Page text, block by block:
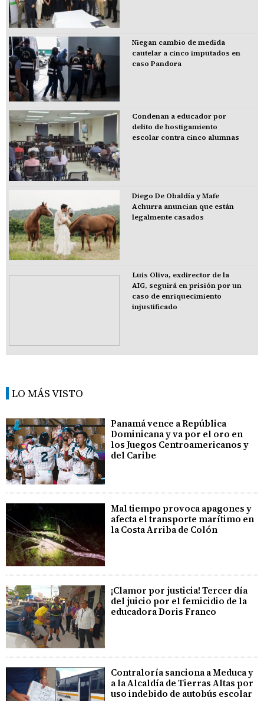
Niegan cambio de medida
cautelar a cinco imputados en
caso Pandora
Condenan a educador por
delito de hostigamiento
escolar contra cinco alumnas
Diego De Obaldía y Mafe
Achurra anuncian que están
legalmente casados
Luis Oliva, exdirector de la
AIG, seguirá en prisión por un
caso de enriquecimiento
injustificado
LO MÁS VISTO
Panamá vence a República
Dominicana y va por el oro en
los Juegos Centroamericanos y
del Caribe
Mal tiempo provoca apagones y
afecta el transporte marítimo en
la Costa Arriba de Colón
¡Clamor por justicia! Tercer día
del juicio por el femicidio de la
educadora Doris Franco
Contraloría sanciona a Meduca y
a la Alcaldía de Tierras Altas por
uso indebido de autobús escolar